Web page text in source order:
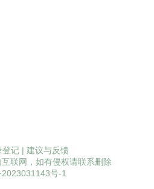
登记 | 建议与反馈
联网，如有侵权请联系删除
号-1